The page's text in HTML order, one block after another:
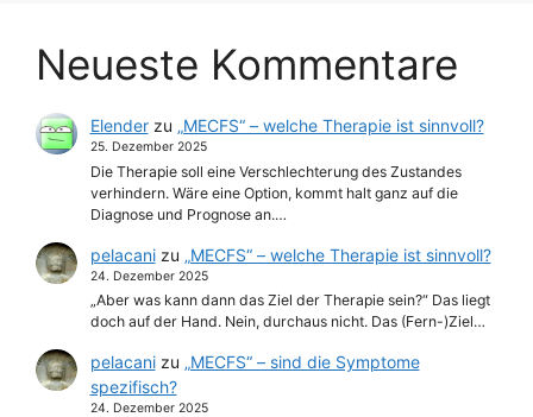
Neueste Kommentare
Elenderzu „MECFS“ – welche Therapie ist sinnvoll?
25. Dezember 2025
Die Therapie soll eine Verschlechterung des Zustandes
verhindern. Wäre eine Option, kommt halt ganz auf die
Diagnose und Prognose an.…
pelacanizu „MECFS“ – welche Therapie ist sinnvoll?
24. Dezember 2025
„Aber was kann dann das Ziel der Therapie sein?“ Das liegt
doch auf der Hand. Nein, durchaus nicht. Das (Fern-)Ziel…
pelacanizu „MECFS“ – sind die Symptome
spezifisch?
24. Dezember 2025